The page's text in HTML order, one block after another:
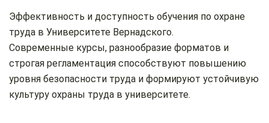
Эффективность и доступность обучения по охране
труда в Университете Вернадского.
Современные курсы, разнообразие форматов и
строгая регламентация способствуют повышению
уровня безопасности труда и формируют устойчивую
культуру охраны труда в университете.